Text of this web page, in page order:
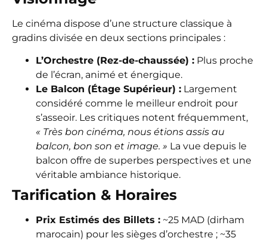
Le cinéma dispose d’une structure classique à
gradins divisée en deux sections principales :
L’Orchestre (Rez-de-chaussée) : Plus proche
de l’écran, animé et énergique.
Le Balcon (Étage Supérieur) : Largement
considéré comme le meilleur endroit pour
s’asseoir. Les critiques notent fréquemment,
« Très bon cinéma, nous étions assis au
balcon, bon son et image. » La vue depuis le
balcon offre de superbes perspectives et une
véritable ambiance historique.
Tarification & Horaires
Prix Estimés des Billets : ~25 MAD (dirham
marocain) pour les sièges d’orchestre ; ~35